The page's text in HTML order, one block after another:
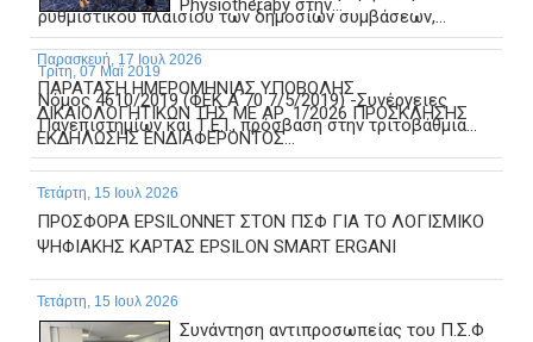
ρυθμιστικού πλαισίου των δημοσίων συμβάσεων,...
Τρίτη, 07 Μαϊ 2019
Νόμος 4610/2019 (ΦΕΚ Α΄70 7/5/2019) -Συνέργειες
Πανεπιστημίων και Τ.Ε.Ι., πρόσβαση στην τριτοβάθμια...
Physiotherapy στην...
Παρασκευή, 17 Ιουλ 2026
ΠΑΡΑΤΑΣΗ ΗΜΕΡΟΜΗΝΙΑΣ ΥΠΟΒΟΛΗΣ
ΔΙΚΑΙΟΛΟΓΗΤΙΚΩΝ ΤΗΣ ΜΕ ΑΡ. 1/2026 ΠΡΟΣΚΛΗΣΗΣ
ΕΚΔΗΛΩΣΗΣ ΕΝΔΙΑΦΕΡΟΝΤΟΣ...
Τετάρτη, 15 Ιουλ 2026
ΠΡΟΣΦΟΡΑ EPSILONNET ΣΤΟΝ ΠΣΦ ΓΙΑ ΤΟ ΛΟΓΙΣΜΙΚΟ
ΨΗΦΙΑΚΗΣ ΚΑΡΤΑΣ EPSILON SMART ERGANI
Τετάρτη, 15 Ιουλ 2026
Συνάντηση αντιπροσωπείας του Π.Σ.Φ